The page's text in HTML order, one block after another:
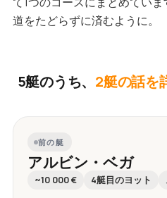
道をたどらずに済むように。
5艇のうち、 2艇の話を
前の艇
アルビン・ベガ
~10 000 € 4艇目のヨット